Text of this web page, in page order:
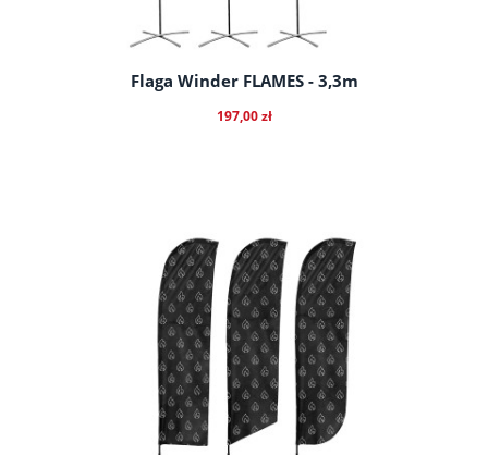
Flaga Winder FLAMES - 3,3m
197,00 zł
do koszyka